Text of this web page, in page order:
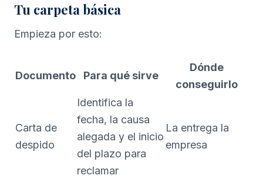
Tu carpeta básica
Empieza por esto:
Documento Para qué sirve
Dónde
conseguirlo
Carta de
despido
Identifica la
fecha, la causa
alegada y el inicio
del plazo para
reclamar
La entrega la
empresa